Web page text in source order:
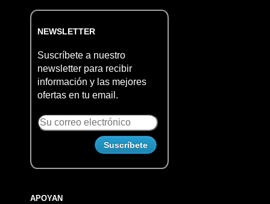
NEWSLETTER
Suscríbete a nuestro
newsletter para recibir
información y las mejores
ofertas en tu email.
APOYAN